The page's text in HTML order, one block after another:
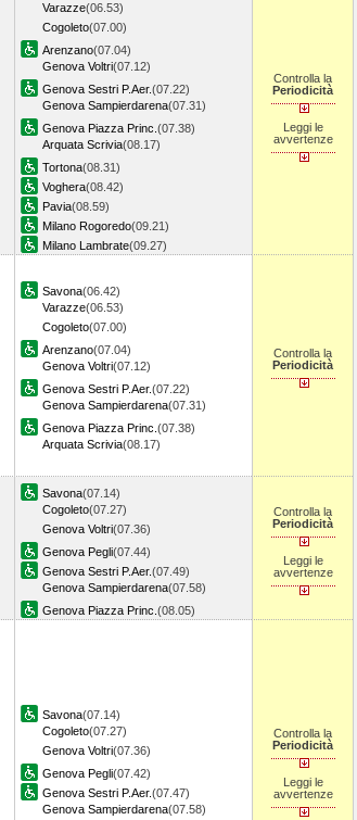
Varazze(06.53)
Cogoleto(07.00)
Arenzano(07.04)
Genova Voltri(07.12)
Genova Sestri P.Aer.(07.22)
Genova Sampierdarena(07.31)
Genova Piazza Princ. (07.38)
Arquata Scrivia(08.17)
Tortona(08.31)
Voghera(08.42)
Pavia(08.59)
Milano Rogoredo(09.21)
Milano Lambrate(09.27)
Controlla la
Periodicità
Leggi le
avvertenze
Savona(06.42)
Varazze(06.53)
Cogoleto(07.00)
Arenzano(07.04)
Genova Voltri(07.12)
Genova Sestri P.Aer.(07.22)
Genova Sampierdarena(07.31)
Genova Piazza Princ. (07.38)
Arquata Scrivia(08.17)
Controlla la
Periodicità
Savona(07.14)
Cogoleto(07.27)
Genova Voltri(07.36)
Genova Pegli(07.44)
Genova Sestri P.Aer.(07.49)
Genova Sampierdarena(07.58)
Genova Piazza Princ. (08.05)
Controlla la
Periodicità
Leggi le
avvertenze
Savona(07.14)
Cogoleto(07.27)
Genova Voltri(07.36)
Genova Pegli(07.42)
Genova Sestri P.Aer.(07.47)
Genova Sampierdarena(07.58)
Controlla la
Periodicità
Leggi le
avvertenze